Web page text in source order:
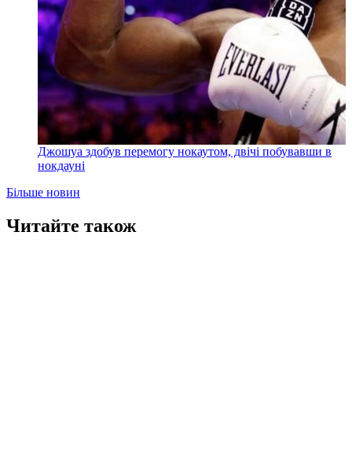
Джошуа здобув перемогу нокаутом, двічі побувавши в
нокдауні
Більше новин
Читайте також